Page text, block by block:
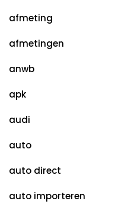
afmeting
afmetingen
anwb
apk
audi
auto
auto direct
auto importeren